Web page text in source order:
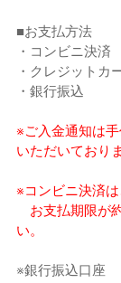
■お支払方法
・コンビニ決済
・クレジットカ
・銀行振込
※ご入金通知は
いただいており
※コンビニ決済は
お支払期限が
い。
※銀行振込口座